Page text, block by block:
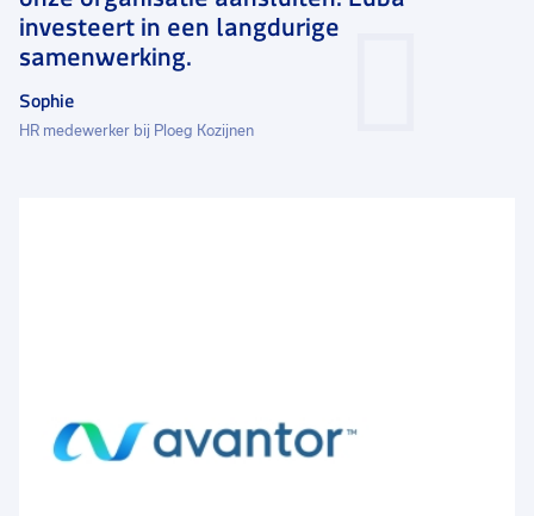
investeert in een langdurige
samenwerking.
Sophie
HR medewerker bij Ploeg Kozijnen